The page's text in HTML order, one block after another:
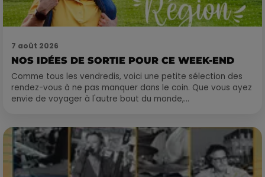
7 août 2026
NOS IDÉES DE SORTIE POUR CE WEEK-END
Comme tous les vendredis, voici une petite sélection des
rendez-vous à ne pas manquer dans le coin. Que vous ayez
envie de voyager à l'autre bout du monde,...